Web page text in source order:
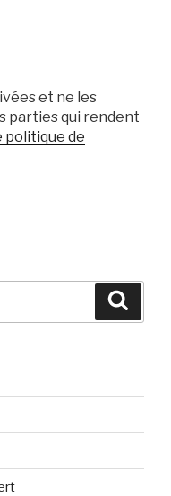
et ne les
parties qui rendent
politique de